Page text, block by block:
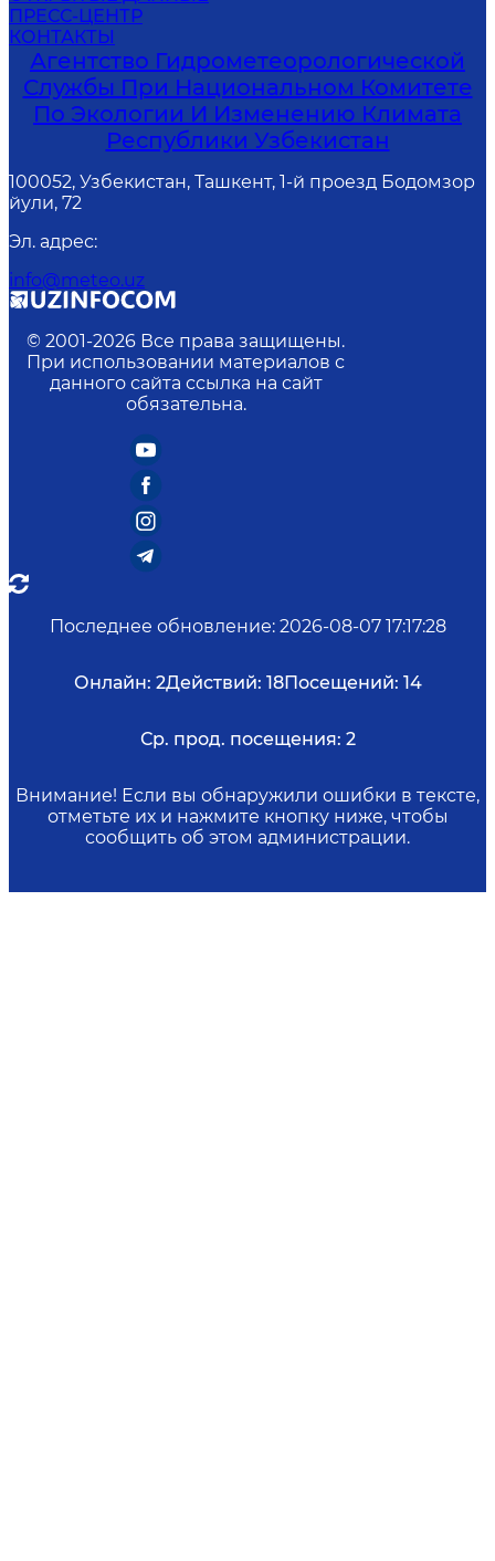
ПРЕСС-ЦЕНТР
КОНТАКТЫ
Агентство Гидрометеорологической
Службы При Национальном Комитете
По Экологии И Изменению Климата
Республики Узбекистан
100052, Узбекистан, Ташкент, 1-й проезд Бодомзор
йули, 72
Эл. адрес:
info@meteo.uz
© 2001-2026 Все права защищены.
При использовании материалов с
данного сайта ссылка на сайт
обязательна.
Последнее обновление: 2026-08-07 17:17:28
Онлайн: 2Действий: 18Посещений: 14
Ср. прод. посещения: 2
Внимание! Если вы обнаружили ошибки в тексте,
отметьте их и нажмите кнопку ниже, чтобы
сообщить об этом администрации.